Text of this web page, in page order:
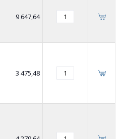
9 647,64
3 475,48